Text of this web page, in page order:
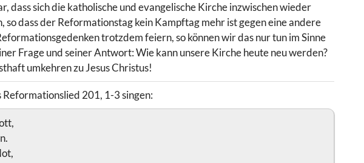
dass sich die katholische und evangelische Kirche inzwischen wieder
so dass der Reformationstag kein Kampftag mehr ist gegen eine andere
trotzdem feiern, so können wir das nur tun im Sinne
Frage und seiner Antwort: Wie kann unsere Kirche heute neu werden?
umkehren zu Jesus Christus!
Reformationslied 201, 1-3 singen: